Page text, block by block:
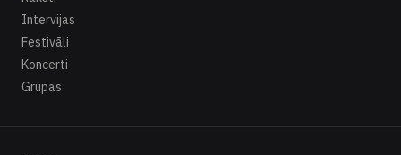
Intervijas
Festivāli
Koncerti
Grupas